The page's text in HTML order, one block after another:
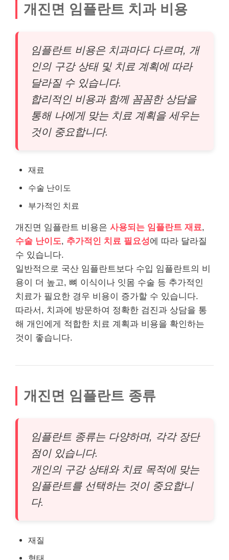
개진면 임플란트 치과 비용
임플란트 비용은 치과마다 다르며, 개
인의 구강 상태 및 치료 계획에 따라
달라질 수 있습니다.
합리적인 비용과 함께 꼼꼼한 상담을
통해 나에게 맞는 치료 계획을 세우는
것이 중요합니다.
재료
수술 난이도
부가적인 치료
개진면 임플란트 비용은 사용되는 임플란트 재료,
수술 난이도, 추가적인 치료 필요성에 따라 달라질
수 있습니다.
일반적으로 국산 임플란트보다 수입 임플란트의 비
용이 더 높고, 뼈 이식이나 잇몸 수술 등 추가적인
치료가 필요한 경우 비용이 증가할 수 있습니다.
따라서, 치과에 방문하여 정확한 검진과 상담을 통
해 개인에게 적합한 치료 계획과 비용을 확인하는
것이 좋습니다.
개진면 임플란트 종류
임플란트 종류는 다양하며, 각각 장단
점이 있습니다.
개인의 구강 상태와 치료 목적에 맞는
임플란트를 선택하는 것이 중요합니
다.
재질
형태